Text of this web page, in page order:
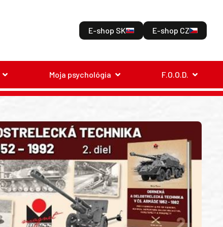
E-shop SK E-shop CZ
Moja psychológia F.O.O.D.